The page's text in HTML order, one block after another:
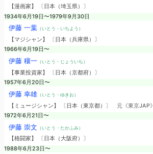
【漫画家】 〔日本（埼玉県）〕
1934年6月19日〜1979年9月30日
伊藤 一葉（いとう・いちよう）
【マジシャン】 〔日本（兵庫県）〕
1966年6月19日〜
伊藤 穰一（いとう・じょういち）
【事業投資家】 〔日本（京都府）〕
1957年6月20日〜
伊藤 幸雄（いとう・ゆきお）
【ミュージシャン】 〔日本（東京都）〕 元《東京JAP》
1972年6月21日〜
伊藤 崇文 （いとう・たかふみ）
【格闘家】 〔日本（大阪府）〕
1988年6月23日〜